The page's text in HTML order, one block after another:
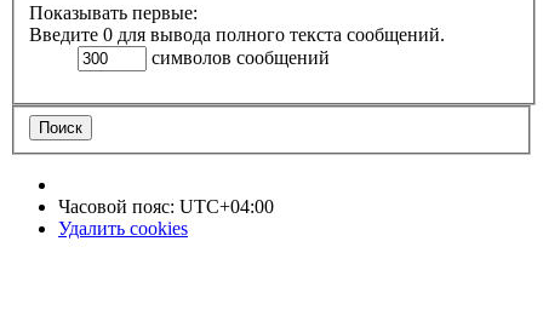
Показывать первые:
Введите 0 для вывода полного текста сообщений.
символов сообщений
Часовой пояс: UTC+04:00
Удалить cookies